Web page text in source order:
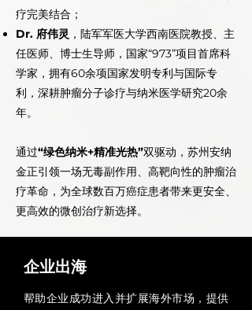
疗完美结合​；
Dr. 府伟灵 ，陆军军医大学西南医院教授、主
任医师、博士生导师，国家“973”项目首席科
学家，拥有60余项国家发明专利与国际专
利，深耕肿瘤分子诊疗与纳米医学研究20余
年​。
通过“绿色纳米+精准光热”双驱动，苏州安纳
金正引领一场无毒副作用、高靶向性的肿瘤治
疗革命，为全球数百万癌症患者带来更安全、
更高效的微创治疗新选择。
企业出海
帮助企业成功进入并扩展海外市场，提供